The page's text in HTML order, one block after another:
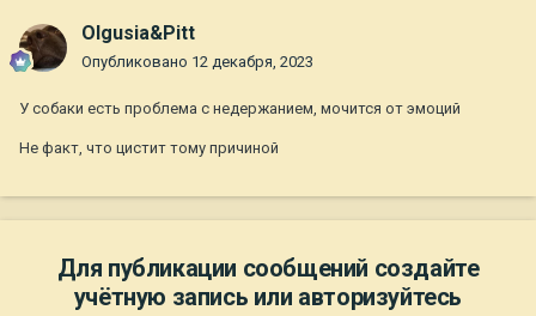
Olgusia&Pitt
Опубликовано 12 декабря, 2023
У собаки есть проблема с недержанием, мочится от эмоций
Не факт, что цистит тому причиной
Для публикации сообщений создайте
учётную запись или авторизуйтесь